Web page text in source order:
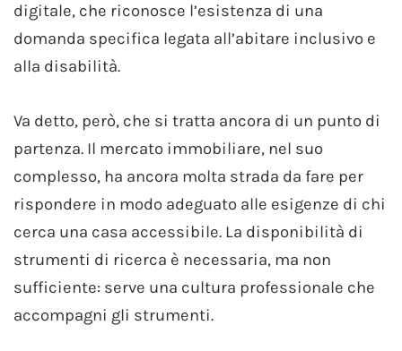
digitale, che riconosce l’esistenza di una
domanda specifica legata all’abitare inclusivo e
alla disabilità.
Va detto, però, che si tratta ancora di un punto di
partenza. Il mercato immobiliare, nel suo
complesso, ha ancora molta strada da fare per
rispondere in modo adeguato alle esigenze di chi
cerca una casa accessibile. La disponibilità di
strumenti di ricerca è necessaria, ma non
sufficiente: serve una cultura professionale che
accompagni gli strumenti.